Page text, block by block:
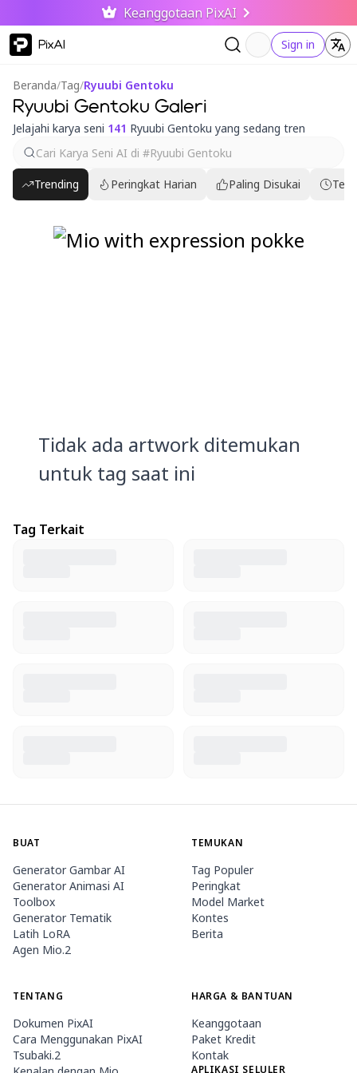
Keanggotaan PixAI
PixAI Sign in
Beranda/Tag/Ryuubi Gentoku
Ryuubi Gentoku Galeri
Jelajahi karya seni 141 Ryuubi Gentoku yang sedang tren
Trending Peringkat Harian Paling Disukai
Tidak ada artwork ditemukan
untuk tag saat ini
Tag Terkait
BUAT
Generator Gambar AI
Generator Animasi AI
Toolbox
Generator Tematik
Latih LoRA
Agen Mio.2
TEMUKAN
Tag Populer
Peringkat
Model Market
Kontes
Berita
TENTANG
Dokumen PixAI
Cara Menggunakan PixAI
Tsubaki.2
HARGA & BANTUAN
Keanggotaan
Paket Kredit
Kontak
APLIKASI SELULER